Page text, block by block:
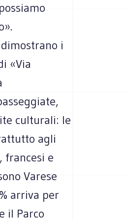
i
«Via
culturali: le
agli
francesi e
Varese
arriva per
il Parco